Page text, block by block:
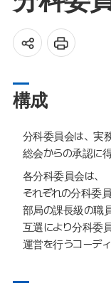
構成
分科委員会は、実
総会からの承認に
各分科委員会は、
それぞれの分科委
部局の課長級の職
互選により分科委
運営を行うコーデ